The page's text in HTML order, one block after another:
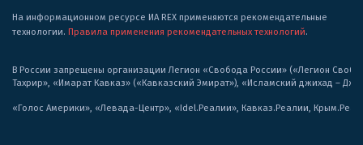
На информационном ресурсе ИА REX применяются рекомендательные
технологии. Правила применения рекомендательных технологий.
В России запрещены организации Легион «Свобода России» («Легион
Тахрир», «Имарат Кавказ» («Кавказский Эмират»), «Исламский джихад –
«Голос Америки», «Левада-Центр», «Idel.Реалии», Кавказ.Реалии,